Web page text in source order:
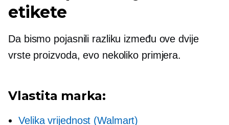
etikete
Da bismo pojasnili razliku između ove dvije
vrste proizvoda, evo nekoliko primjera.
Vlastita marka:
Velika vrijednost (Walmart)